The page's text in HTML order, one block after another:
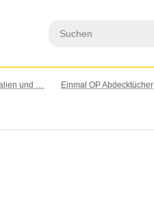
OP Einmal-Materalien und Wäsche Einmal OP Abdecktücher